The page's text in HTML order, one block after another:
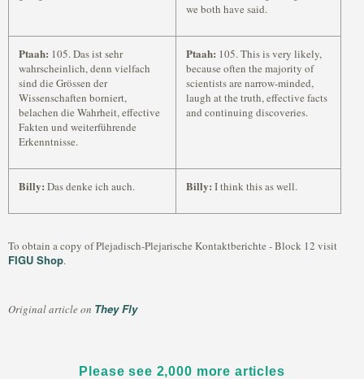
we both have said.
Ptaah: 105. Das ist sehr
wahrscheinlich, denn vielfach
sind die Grössen der
Wissenschaften borniert,
belachen die Wahrheit, effective
Fakten und weiterführende
Erkenntnisse.
Ptaah: 105. This is very likely,
because often the majority of
scientists are narrow-minded,
laugh at the truth, effective facts
and continuing discoveries.
Billy: Das denke ich auch. Billy: I think this as well.
To obtain a copy of Plejadisch-Plejarische Kontaktberichte - Block 12 visit
FIGU Shop.
Original article on They Fly
Please see 2,000 more articles